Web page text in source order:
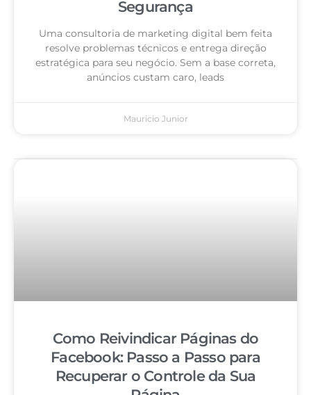
Segurança
Uma consultoria de marketing digital bem feita
resolve problemas técnicos e entrega direção
estratégica para seu negócio. Sem a base correta,
anúncios custam caro, leads
Mauricio Junior
Como Reivindicar Páginas do
Facebook: Passo a Passo para
Recuperar o Controle da Sua